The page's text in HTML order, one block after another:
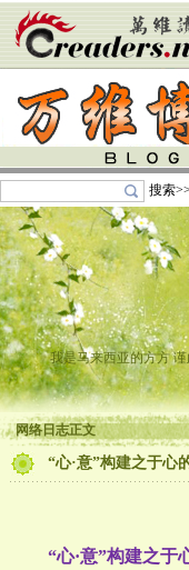
搜索>>
我是马来西亚的方方
网络日志正文
“心·意”构建之于心
“心·意”构建之于